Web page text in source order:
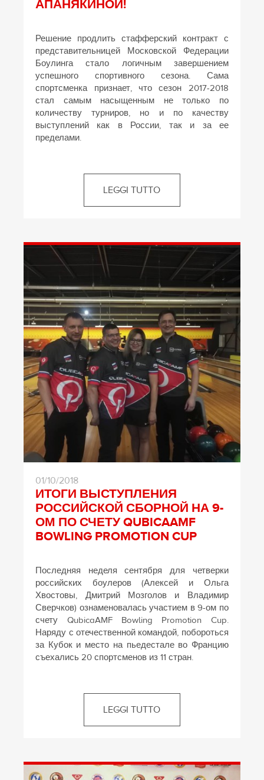
АПАНЯКИНОЙ!
Решение продлить стафферский контракт с
представительницей Московской Федерации
Боулинга стало логичным завершением
успешного спортивного сезона. Сама
спортсменка признает, что сезон 2017-2018
стал самым насыщенным не только по
количеству турниров, но и по качеству
выступлений как в России, так и за ее
пределами.
LEGGI TUTTO
01/10/2018
ИТОГИ ВЫСТУПЛЕНИЯ
РОССИЙСКОЙ СБОРНОЙ НА 9-
ОМ ПО СЧЕТУ QUBICAAMF
BOWLING PROMOTION CUP
Последняя неделя сентября для четверки
российских боулеров (Алексей и Ольга
Хвостовы, Дмитрий Мозголов и Владимир
Сверчков) ознаменовалась участием в 9-ом по
счету QubicaAMF Bowling Promotion Cup.
Наряду с отечественной командой, побороться
за Кубок и место на пьедестале во Францию
съехались 20 спортсменов из 11 стран.
LEGGI TUTTO